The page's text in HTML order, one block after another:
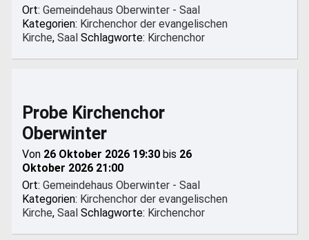
Ort:Gemeindehaus Oberwinter - Saal
Kategorien: Kirchenchor der evangelischen
Kirche,Saal Schlagworte: Kirchenchor
Probe Kirchenchor
Oberwinter
Von 26 Oktober 2026 19:30 bis 26
Oktober 2026 21:00
Ort:Gemeindehaus Oberwinter - Saal
Kategorien: Kirchenchor der evangelischen
Kirche,Saal Schlagworte: Kirchenchor